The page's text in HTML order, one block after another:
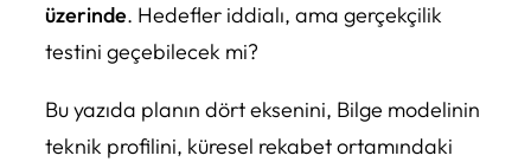
üzerinde. Hedefler iddialı, ama gerçekçilik
testini geçebilecek mi?
Bu yazıda planın dört eksenini, Bilge modelinin
teknik profilini, küresel rekabet ortamındaki